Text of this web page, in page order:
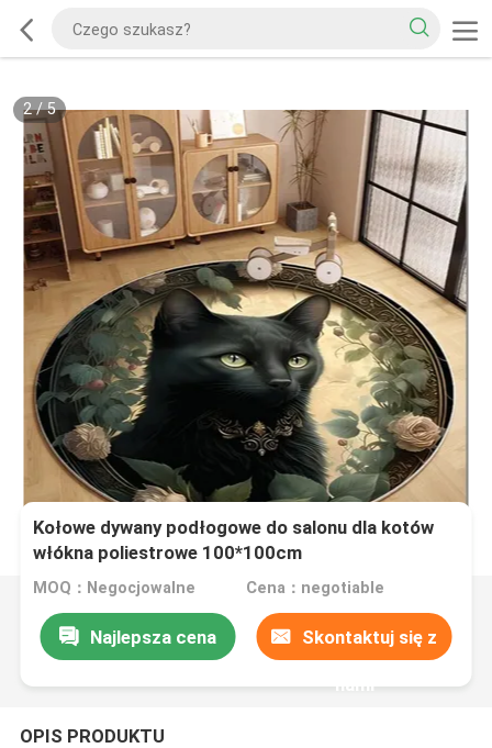
2/5
Kołowe dywany podłogowe do salonu dla kotów
włókna poliestrowe 100*100cm
MOQ：Negocjowalne Cena：negotiable
Najlepsza cena Skontaktuj się z
nami
OPIS PRODUKTU